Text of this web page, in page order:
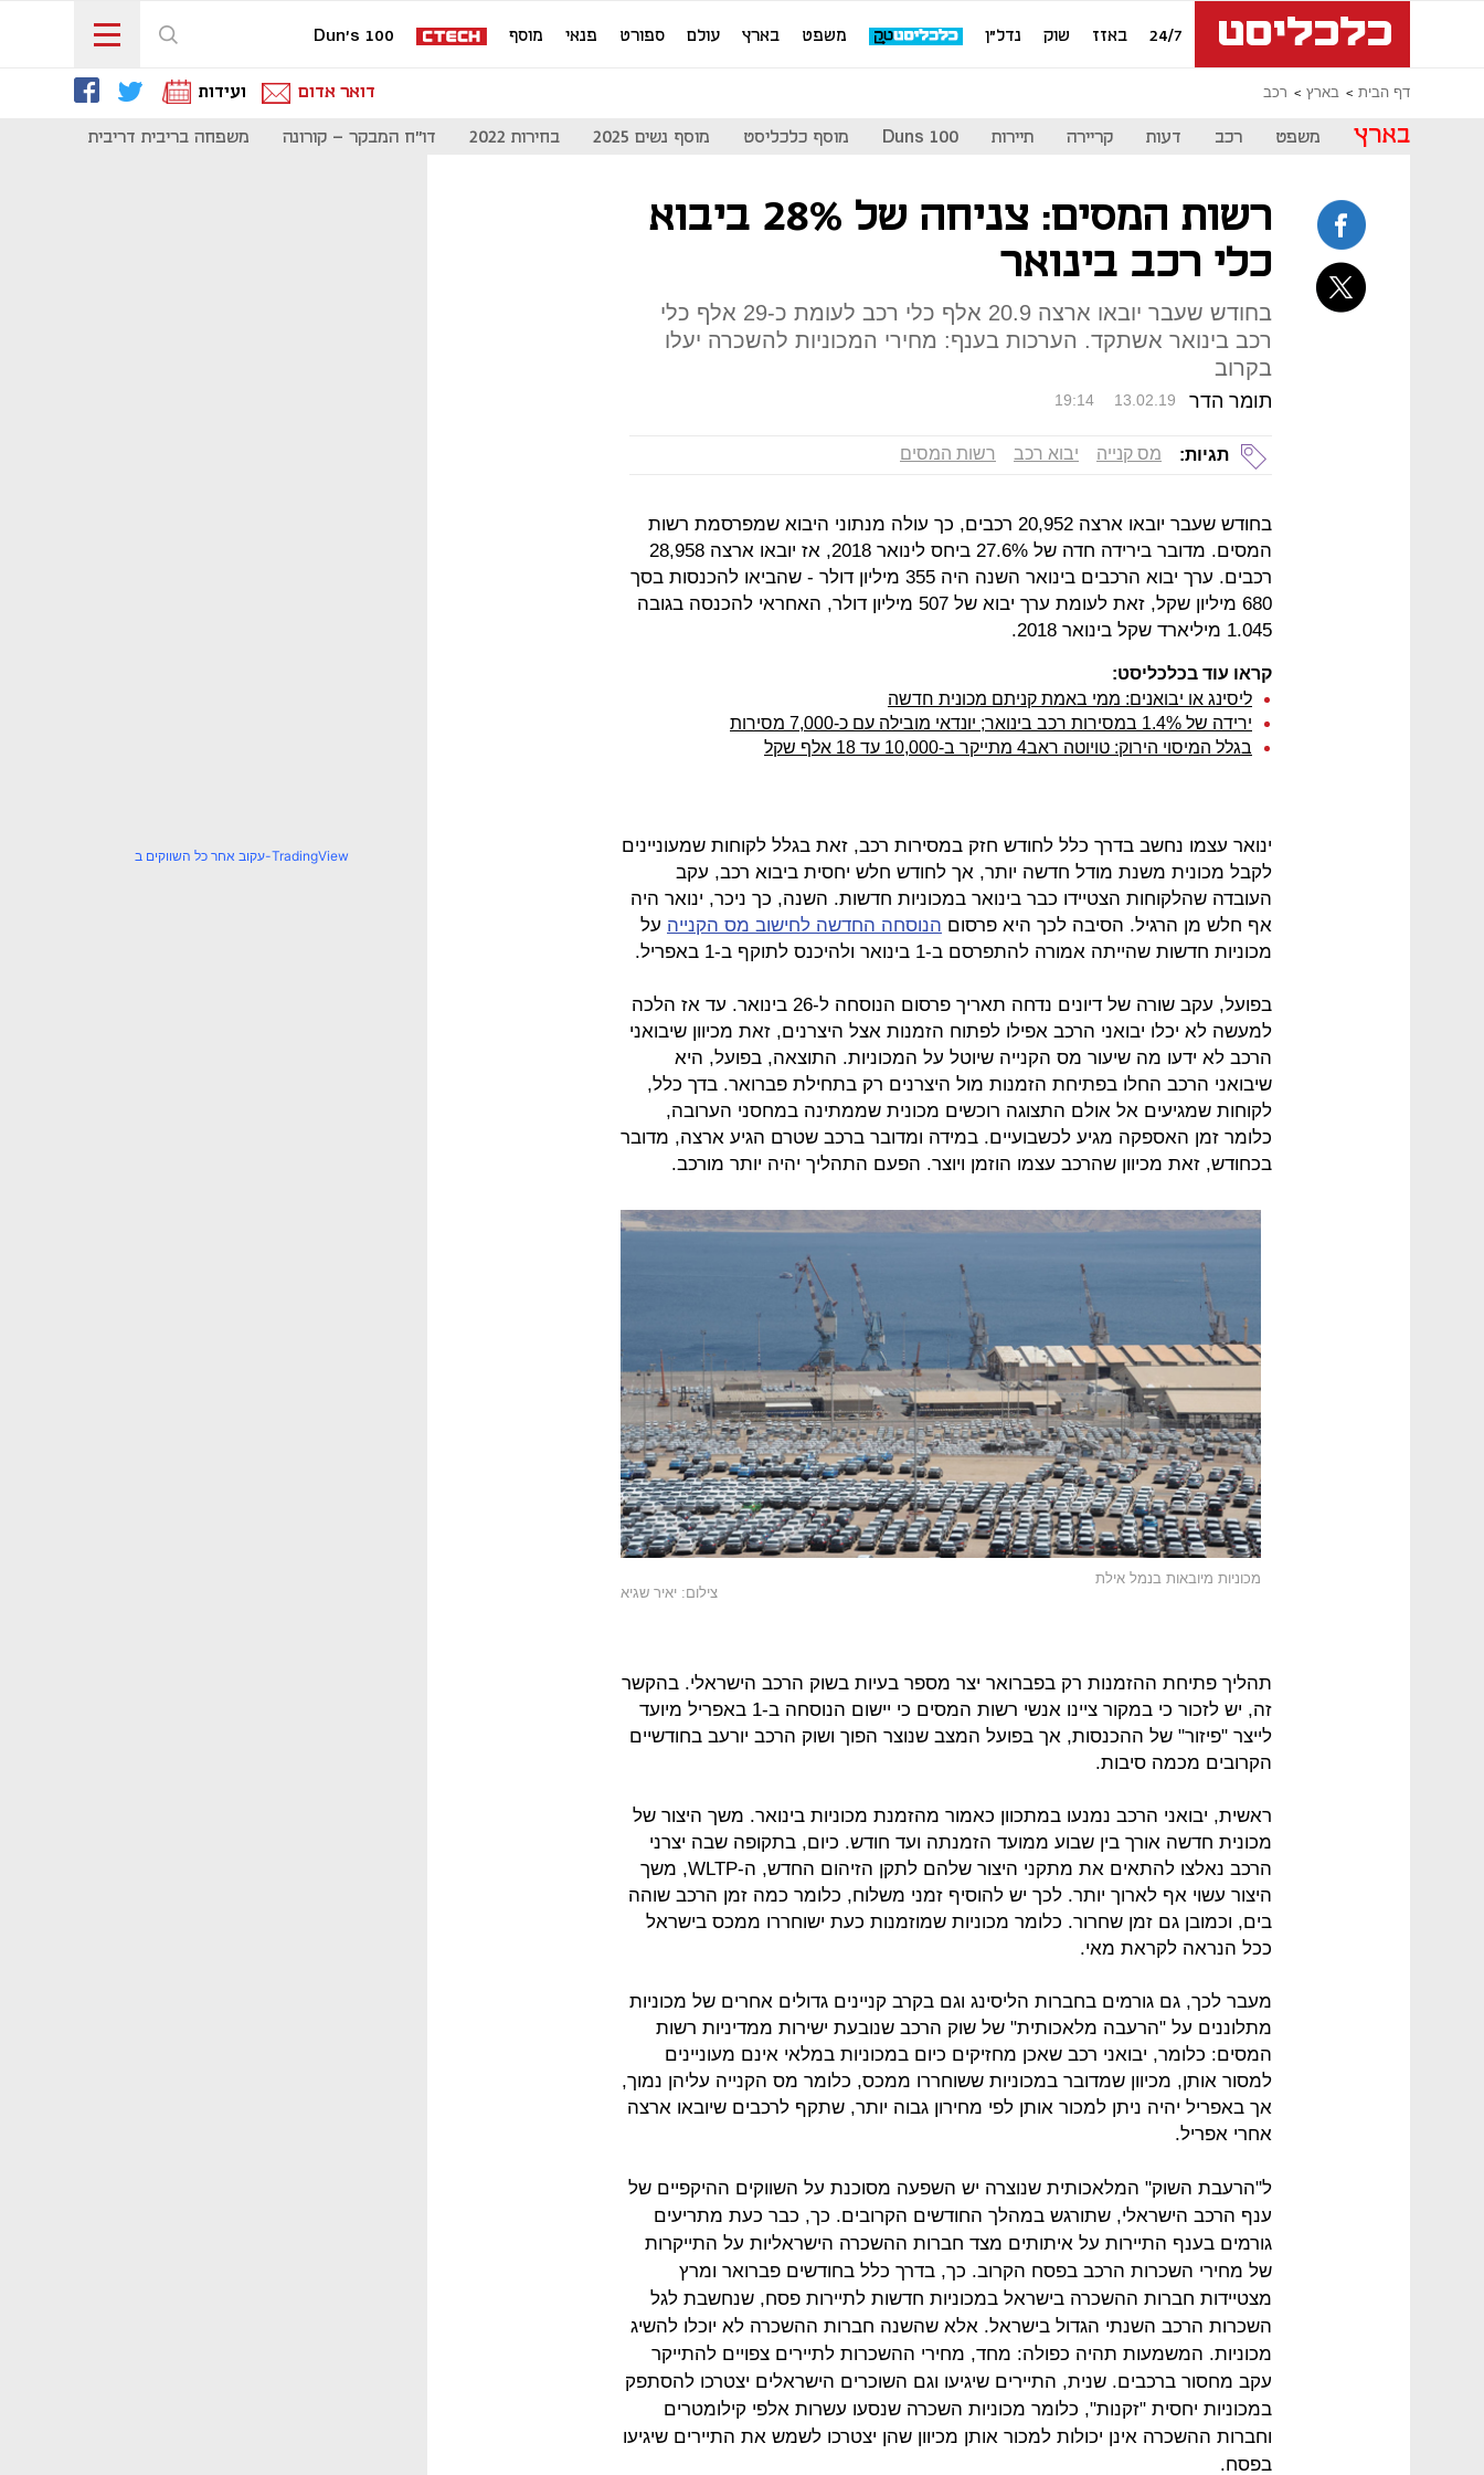
24/7 באזז שוק נדל"ן משפט בארץ עולם ספורט פנאי מוסף Dun's 100
דף הבית בארץ רכב דואר אדום ועידות
בארץ משפט רכב דעות קריירה תיירות Duns 100 מוסף כלכליסט מוסף נשים 2025 בחירות 2022 דו"ח המבקר - קורונה משפחה בריבית דריבית
רשות המסים: צניחה של 28% ביבוא
כלי רכב בינואר
בחודש שעבר יובאו ארצה 20.9 אלף כלי רכב לעומת כ-29 אלף כלי
רכב בינואר אשתקד. הערכות בענף: מחירי המכוניות להשכרה יעלו
בקרוב
תומר הדר 19:14 13.02.19
תגיות: מס קנייה יבוא רכב רשות המסים
בחודש שעבר יובאו ארצה 20,952 רכבים, כך עולה מנתוני היבוא שמפרסמת רשות
המסים. מדובר בירידה חדה של 27.6% ביחס לינואר 2018, אז יובאו ארצה 28,958
רכבים. ערך יבוא הרכבים בינואר השנה היה 355 מיליון דולר - שהביאו להכנסות בסך
680 מיליון שקל, זאת לעומת ערך יבוא של 507 מיליון דולר, האחראי להכנסה בגובה
1.045 מיליארד שקל בינואר 2018.
קראו עוד בכלכליסט:
ליסינג או יבואנים: ממי באמת קניתם מכונית חדשה
ירידה של 1.4% במסירות רכב בינואר; יונדאי מובילה עם כ-7,000 מסירות
בגלל המיסוי הירוק: טויוטה ראב4 מתייקר ב-10,000 עד 18 אלף שקל
ינואר עצמו נחשב בדרך כלל לחודש חזק במסירות רכב, זאת בגלל לקוחות שמעוניינים
לקבל מכונית משנת מודל חדשה יותר, אך לחודש חלש יחסית ביבוא רכב, עקב
העובדה שהלקוחות הצטיידו כבר בינואר במכוניות חדשות. השנה, כך ניכר, ינואר היה
אף חלש מן הרגיל. הסיבה לכך היא פרסום הנוסחה החדשה לחישוב מס הקנייה על
מכוניות חדשות שהייתה אמורה להתפרסם ב-1 בינואר ולהיכנס לתוקף ב-1 באפריל.
בפועל, עקב שורה של דיונים נדחה תאריך פרסום הנוסחה ל-26 בינואר. עד אז הלכה
למעשה לא יכלו יבואני הרכב אפילו לפתוח הזמנות אצל היצרנים, זאת מכיוון שיבואני
הרכב לא ידעו מה שיעור מס הקנייה שיוטל על המכוניות. התוצאה, בפועל, היא
שיבואני הרכב החלו בפתיחת הזמנות מול היצרנים רק בתחילת פברואר. בדך כלל,
לקוחות שמגיעים אל אולם התצוגה רוכשים מכונית שממתינה במחסני הערובה,
כלומר זמן האספקה מגיע לכשבועיים. במידה ומדובר ברכב שטרם הגיע ארצה, מדובר
בכחודש, זאת מכיוון שהרכב עצמו הוזמן ויוצר. הפעם התהליך יהיה יותר מורכב.
מכוניות מיובאות בנמל אילת
צילום: יאיר שגיא
תהליך פתיחת ההזמנות רק בפברואר יצר מספר בעיות בשוק הרכב הישראלי. בהקשר
זה, יש לזכור כי במקור ציינו אנשי רשות המסים כי יישום הנוסחה ב-1 באפריל מיועד
לייצר "פיזור" של ההכנסות, אך בפועל המצב שנוצר הפוך ושוק הרכב יורעב בחודשיים
הקרובים מכמה סיבות.
ראשית, יבואני הרכב נמנעו במתכוון כאמור מהזמנת מכוניות בינואר. משך היצור של
מכונית חדשה אורך בין שבוע ממועד הזמנתה ועד חודש. כיום, בתקופה שבה יצרני
הרכב נאלצו להתאים את מתקני היצור שלהם לתקן הזיהום החדש, ה-WLTP, משך
היצור עשוי אף לארוך יותר. לכך יש להוסיף זמני משלוח, כלומר כמה זמן הרכב שוהה
בים, וכמובן גם זמן שחרור. כלומר מכוניות שמוזמנות כעת ישוחררו ממכס בישראל
ככל הנראה לקראת מאי.
מעבר לכך, גם גורמים בחברות הליסינג וגם בקרב קניינים גדולים אחרים של מכוניות
מתלוננים על "הרעבה מלאכותית" של שוק הרכב שנובעת ישירות ממדיניות רשות
המסים: כלומר, יבואני רכב שאכן מחזיקים כיום במכוניות במלאי אינם מעוניינים
למסור אותן, מכיוון שמדובר במכוניות ששוחררו ממכס, כלומר מס הקנייה עליהן נמוך,
אך באפריל יהיה ניתן למכור אותן לפי מחירון גבוה יותר, שתקף לרכבים שיובאו ארצה
אחרי אפריל.
ל"הרעבת השוק" המלאכותית שנוצרה יש השפעה מסוכנת על השווקים ההיקפיים של
ענף הרכב הישראלי, שתורגש במהלך החודשים הקרובים. כך, כבר כעת מתריעים
גורמים בענף התיירות על איתותים מצד חברות ההשכרה הישראליות על התייקרות
של מחירי השכרות הרכב בפסח הקרוב. כך, בדרך כלל בחודשים פברואר ומרץ
מצטיידות חברות ההשכרה בישראל במכוניות חדשות לתיירות פסח, שנחשבת לגל
השכרות הרכב השנתי הגדול בישראל. אלא שהשנה חברות ההשכרה לא יוכלו להשיג
מכוניות. המשמעות תהיה כפולה: מחד, מחירי ההשכרות לתיירים צפויים להתייקר
עקב מחסור ברכבים. שנית, התיירים שיגיעו וגם השוכרים הישראלים יצטרכו להסתפק
במכוניות יחסית "זקנות", כלומר מכוניות השכרה שנסעו עשרות אלפי קילומטרים
וחברות ההשכרה אינן יכולות למכור אותן מכיוון שהן יצטרכו לשמש את התיירים שיגיעו
בפסח.
עקוב אחר כל השווקים ב-TradingView